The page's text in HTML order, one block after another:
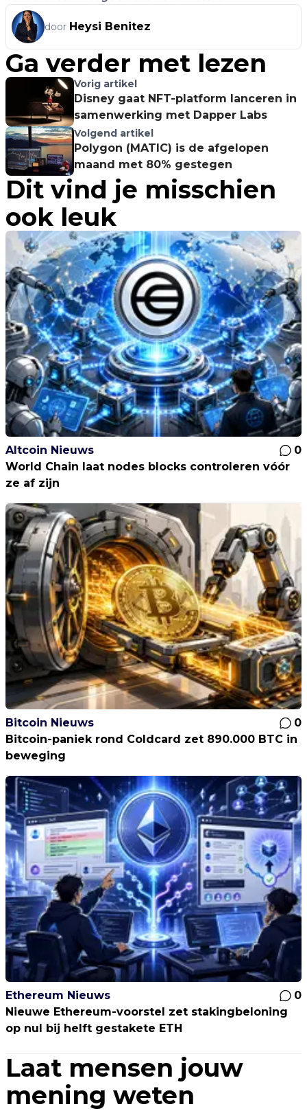
door Heysi Benitez
Ga verder met lezen
Vorig artikel
Disney gaat NFT-platform lanceren in
samenwerking met Dapper Labs
Volgend artikel
Polygon (MATIC) is de afgelopen
maand met 80% gestegen
Dit vind je misschien
ook leuk
Altcoin Nieuws
0
World Chain laat nodes blocks controleren vóór
ze af zijn
Bitcoin Nieuws
0
Bitcoin-paniek rond Coldcard zet 890.000 BTC in
beweging
Ethereum Nieuws
0
Nieuwe Ethereum-voorstel zet stakingbeloning
op nul bij helft gestakete ETH
Laat mensen jouw
mening weten